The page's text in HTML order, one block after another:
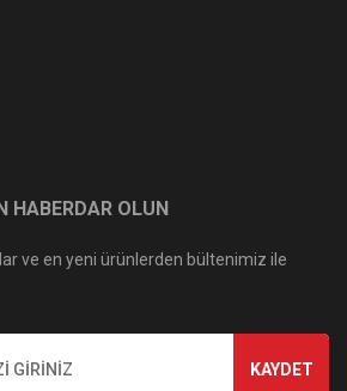
HABERDAR OLUN
ve en yeni ürünlerden bültenimiz ile
KAYDET